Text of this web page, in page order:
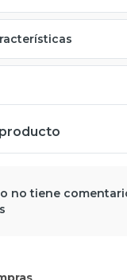
no tiene